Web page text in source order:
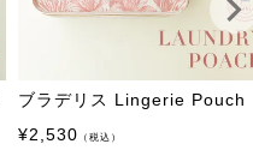
ブラデリス Lingerie Pouch
¥2,530 （税込）